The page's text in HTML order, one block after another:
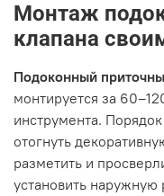
Монтаж
клапана
Подоконный
монтируется за
инструмента.
отогнуть
разметить и
установить наружную